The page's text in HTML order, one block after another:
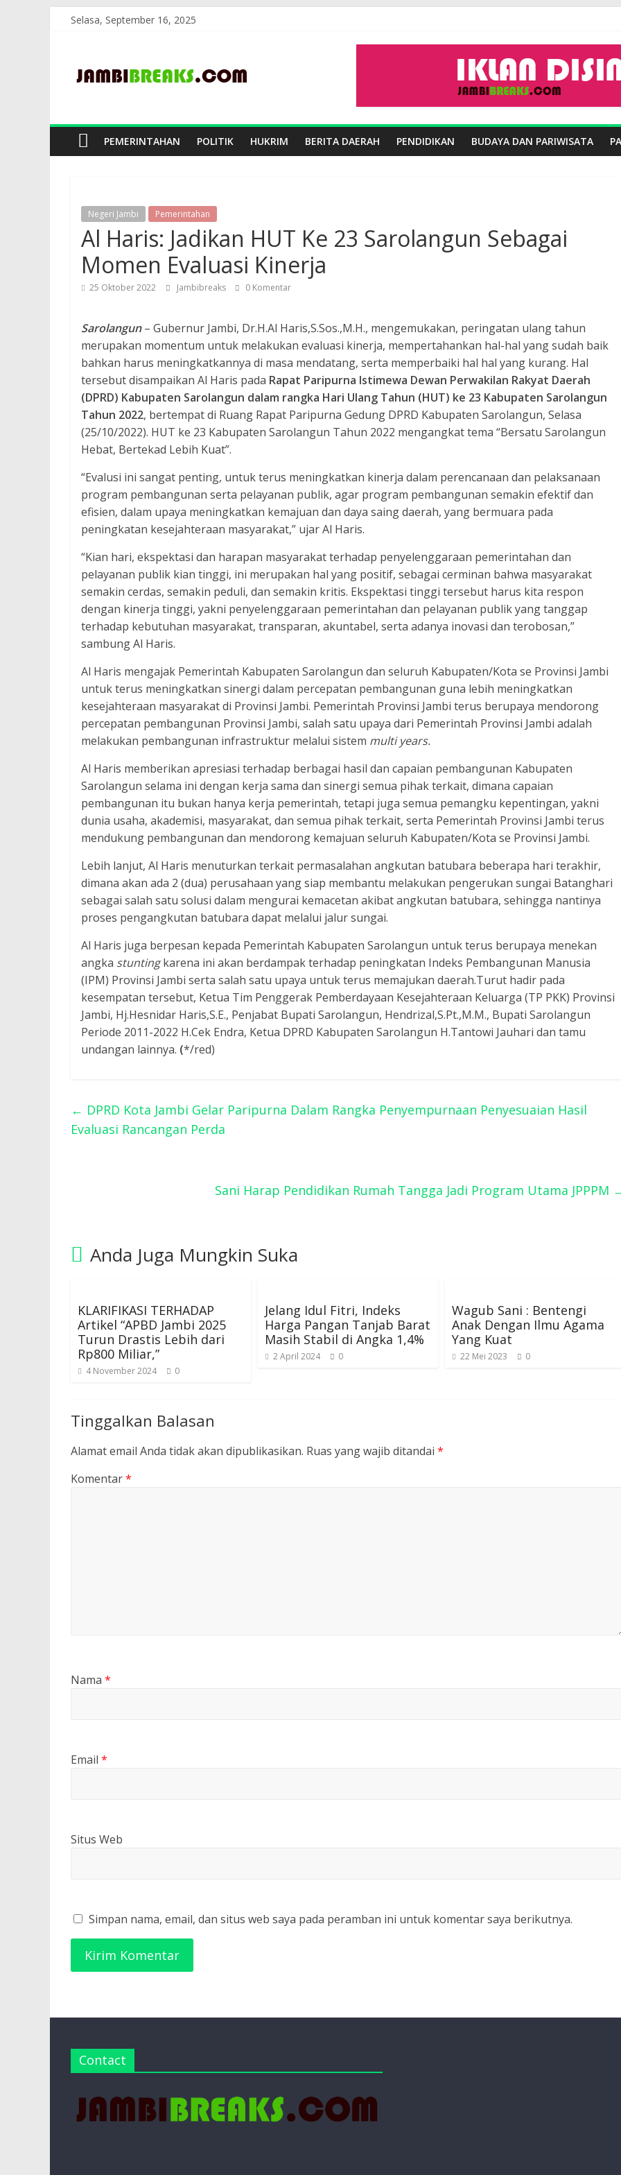
Selasa, September 16, 2025
JambiBreaks
PEMERINTAHAN POLITIK HUKRIM BERITA DAERAH PENDIDIKAN BUDAYA DAN PARIWISATA
Negeri Jambi Pemerintahan
Al Haris: Jadikan HUT Ke 23 Sarolangun Sebagai
Momen Evaluasi Kinerja
25 Oktober 2022 Jambibreaks 0 Komentar
Sarolangun– Gubernur Jambi, Dr.H.Al Haris,S.Sos.,M.H., mengemukakan, peringatan ulang tahun
merupakan momentum untuk melakukan evaluasi kinerja, mempertahankan hal-hal yang sudah baik
bahkan harus meningkatkannya di masa mendatang, serta memperbaiki hal hal yang kurang. Hal
tersebut disampaikan Al Haris pada Rapat Paripurna Istimewa Dewan Perwakilan Rakyat Daerah
(DPRD) Kabupaten Sarolangun dalam rangka Hari Ulang Tahun (HUT) ke 23 Kabupaten Sarolangun
Tahun 2022, bertempat di Ruang Rapat Paripurna Gedung DPRD Kabupaten Sarolangun, Selasa
(25/10/2022). HUT ke 23 Kabupaten Sarolangun Tahun 2022 mengangkat tema “Bersatu Sarolangun
Hebat, Bertekad Lebih Kuat”.
“Evalusi ini sangat penting, untuk terus meningkatkan kinerja dalam perencanaan dan pelaksanaan
program pembangunan serta pelayanan publik, agar program pembangunan semakin efektif dan
efisien, dalam upaya meningkatkan kemajuan dan daya saing daerah, yang bermuara pada
peningkatan kesejahteraan masyarakat,” ujar Al Haris.
“Kian hari, ekspektasi dan harapan masyarakat terhadap penyelenggaraan pemerintahan dan
pelayanan publik kian tinggi, ini merupakan hal yang positif, sebagai cerminan bahwa masyarakat
semakin cerdas, semakin peduli, dan semakin kritis. Ekspektasi tinggi tersebut harus kita respon
dengan kinerja tinggi, yakni penyelenggaraan pemerintahan dan pelayanan publik yang tanggap
terhadap kebutuhan masyarakat, transparan, akuntabel, serta adanya inovasi dan terobosan,”
sambung Al Haris.
Al Haris mengajak Pemerintah Kabupaten Sarolangun dan seluruh Kabupaten/Kota se Provinsi Jambi
untuk terus meningkatkan sinergi dalam percepatan pembangunan guna lebih meningkatkan
kesejahteraan masyarakat di Provinsi Jambi. Pemerintah Provinsi Jambi terus berupaya mendorong
percepatan pembangunan Provinsi Jambi, salah satu upaya dari Pemerintah Provinsi Jambi adalah
melakukan pembangunan infrastruktur melalui sistem multi years.
Al Haris memberikan apresiasi terhadap berbagai hasil dan capaian pembangunan Kabupaten
Sarolangun selama ini dengan kerja sama dan sinergi semua pihak terkait, dimana capaian
pembangunan itu bukan hanya kerja pemerintah, tetapi juga semua pemangku kepentingan, yakni
dunia usaha, akademisi, masyarakat, dan semua pihak terkait, serta Pemerintah Provinsi Jambi terus
mendukung pembangunan dan mendorong kemajuan seluruh Kabupaten/Kota se Provinsi Jambi.
Lebih lanjut, Al Haris menuturkan terkait permasalahan angkutan batubara beberapa hari terakhir,
dimana akan ada 2 (dua) perusahaan yang siap membantu melakukan pengerukan sungai Batanghari
sebagai salah satu solusi dalam mengurai kemacetan akibat angkutan batubara, sehingga nantinya
proses pengangkutan batubara dapat melalui jalur sungai.
Al Haris juga berpesan kepada Pemerintah Kabupaten Sarolangun untuk terus berupaya menekan
angka stuntingkarena ini akan berdampak terhadap peningkatan Indeks Pembangunan Manusia
(IPM) Provinsi Jambi serta salah satu upaya untuk terus memajukan daerah.Turut hadir pada
kesempatan tersebut, Ketua Tim Penggerak Pemberdayaan Kesejahteraan Keluarga (TP PKK) Provinsi
Jambi, Hj.Hesnidar Haris,S.E., Penjabat Bupati Sarolangun, Hendrizal,S.Pt.,M.M., Bupati Sarolangun
Periode 2011-2022 H.Cek Endra, Ketua DPRD Kabupaten Sarolangun H.Tantowi Jauhari dan tamu
undangan lainnya. (*/red)
← DPRD Kota Jambi Gelar Paripurna Dalam Rangka Penyempurnaan Penyesuaian Hasil
Evaluasi Rancangan Perda
Sani Harap Pendidikan Rumah Tangga Jadi Program Utama JPPPM
Anda Juga Mungkin Suka
KLARIFIKASI TERHADAP
Artikel “APBD Jambi 2025
Turun Drastis Lebih dari
Rp800 Miliar,”
4 November 2024 0
Jelang Idul Fitri, Indeks
Harga Pangan Tanjab Barat
Masih Stabil di Angka 1,4%
2 April 2024 0
Wagub Sani : Bentengi
Anak Dengan Ilmu Agama
Yang Kuat
22 Mei 2023 0
Tinggalkan Balasan
Alamat email Anda tidak akan dipublikasikan. Ruas yang wajib ditandai *
Komentar*
Nama *
Email *
Situs Web
Simpan nama, email, dan situs web saya pada peramban ini untuk komentar saya berikutnya.
Contact